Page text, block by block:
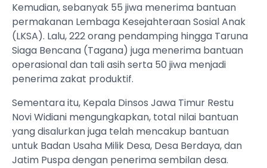
Kemudian, sebanyak 55 jiwa menerima bantuan
permakanan Lembaga Kesejahteraan Sosial Anak
(LKSA). Lalu, 222 orang pendamping hingga Taruna
Siaga Bencana (Tagana) juga menerima bantuan
operasional dan tali asih serta 50 jiwa menjadi
penerima zakat produktif.
Sementara itu, Kepala Dinsos Jawa Timur Restu
Novi Widiani mengungkapkan, total nilai bantuan
yang disalurkan juga telah mencakup bantuan
untuk Badan Usaha Milik Desa, Desa Berdaya, dan
Jatim Puspa dengan penerima sembilan desa.